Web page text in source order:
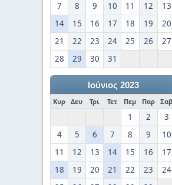
7
8 9 10 11 12
13
14
15 16 17 18 19
20
21
22 23 24 25 26
27
28
29 30 31
Ιούνιος 2023
Κυρ Δευ Τρι Τετ Πεμ Παρ Σαβ
1 2
3
4
5 6 7 8 9
10
11
12 13 14 15 16
17
18
19 20 21 22 23
24